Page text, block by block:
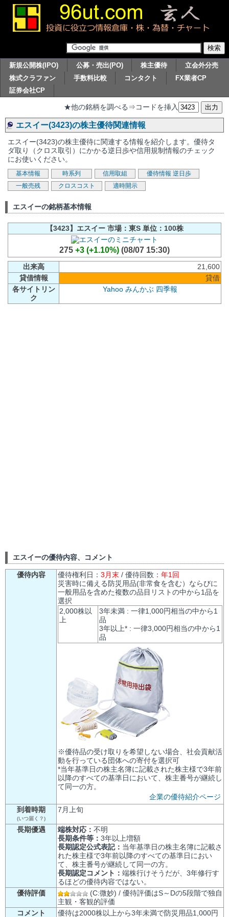
新規公開株(IPO) 公募・売出(PO) 株主優待
立会外分売
株式クラファン
手数料比較 コンタクト
FX業者CP
証券会社CP
★他の銘柄を調べる⇒コードを挿入
エスイー(3423)の株主優待関連情報
エスイー(3423)の株主優待に関連する情報を紹介します。優待タ
ダ取り（クロス取引）にかかる逆日歩や信用規制情報のチェック
にお使いください。
基本情報 時系列 信用取組 優待情報 逆日歩
一般売残
クロスコスト 適時開示
エスイーの銘柄基本情報
【3423】エスイー 市場：東S 単位：100株
275 +3 (+1.10%) (08/07 15:30)
出来高
21,600
貸借情報
貸借
各サイトリン
ク
Yahoo みんかぶ 四季報
エスイーの優待内容、コメント
優待内容 優待権利日： 3月末 / 優待回数： 年1回
災害時に備える防災用品(非常食を含む）ならびに
一般用品を含めた複数の品目リストの中から1品を
選択
2,000株以
上
3年未満 : 一律1,000円相当の中から1
品
3年以上* : 一律3,000円相当の中から1
品
※優待品の受け取りを希望しない場合、社会貢献活
動を行っている団体への寄付を選択可
*当年基準日の株主名簿に記載された株主様で3年前
以降のすべての基準日において、株主番号が継続し
て同一の方。
企業の優待紹介ページ
到着時期
(いつ届く？)
7月上旬
長期優遇 端株対応： 不明
長期条件等： 3年以上増額
長期認定公式表記： 当年基準日の株主名簿に記載さ
れた株主様で3年前以降のすべての基準日におい
て、株主番号が継続して同一の方。
長期認定コメント： 端株行けそうだが、3年修行す
るほどの優待内容ではない。
優待評価
(C:微妙) / 優待評価はS～Dの5段階で独自
主観・客観的評価
コメント
優待は2000株以上から3年未満で防災用品1,000円